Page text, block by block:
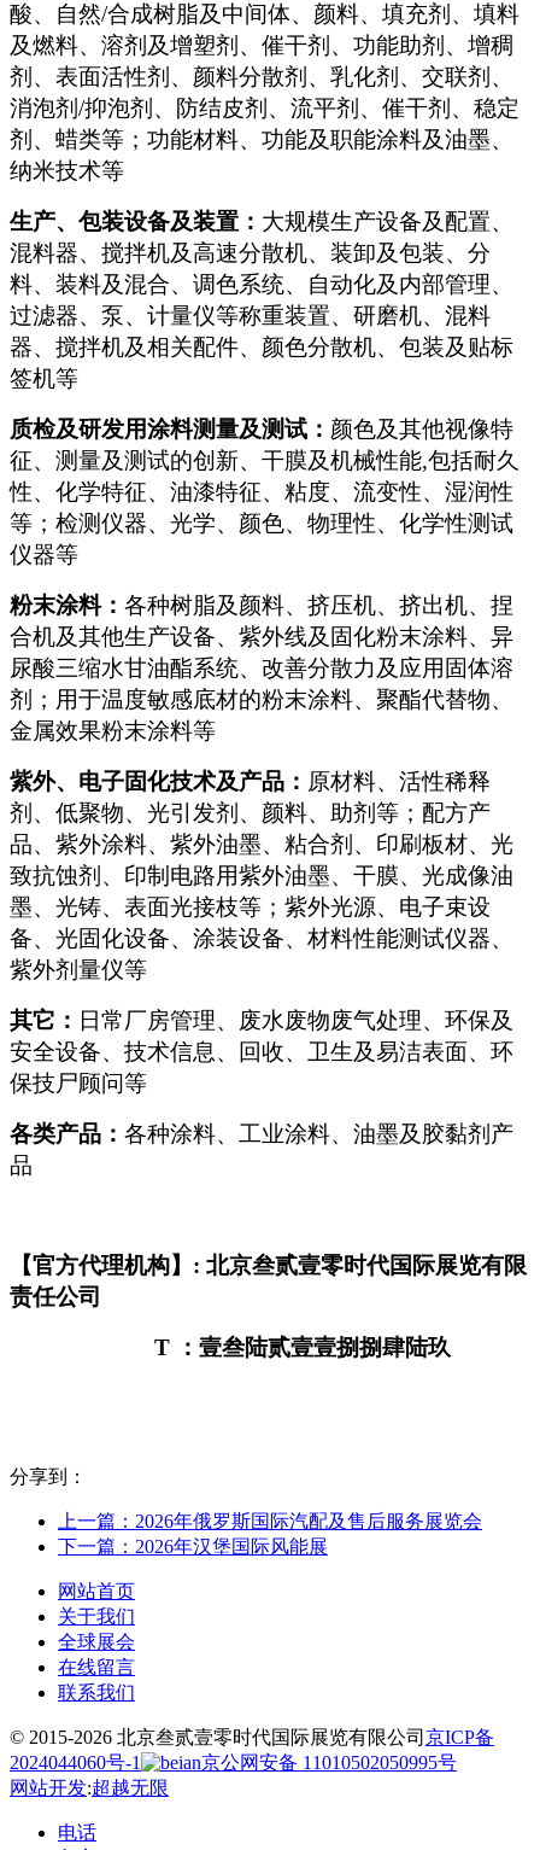
酸、自然/合成树脂及中间体、颜料、填充剂、填料
及燃料、溶剂及增塑剂、催干剂、功能助剂、增稠
剂、表面活性剂、颜料分散剂、乳化剂、交联剂、
消泡剂/抑泡剂、防结皮剂、流平剂、催干剂、稳定
剂、蜡类等；功能材料、功能及职能涂料及油墨、
纳米技术等
生产、包装设备及装置： 大规模生产设备及配置、
混料器、搅拌机及高速分散机、装卸及包装、分
料、装料及混合、调色系统、自动化及内部管理、
过滤器、泵、计量仪等称重装置、研磨机、混料
器、搅拌机及相关配件、颜色分散机、包装及贴标
签机等
质检及研发用涂料测量及测试： 颜色及其他视像特
征、测量及测试的创新、干膜及机械性能,包括耐久
性、化学特征、油漆特征、粘度、流变性、湿润性
等；检测仪器、光学、颜色、物理性、化学性测试
仪器等
粉末涂料： 各种树脂及颜料、挤压机、挤出机、捏
合机及其他生产设备、紫外线及固化粉末涂料、异
尿酸三缩水甘油酯系统、改善分散力及应用固体溶
剂；用于温度敏感底材的粉末涂料、聚酯代替物、
金属效果粉末涂料等
紫外、电子固化技术及产品： 原材料、活性稀释
剂、低聚物、光引发剂、颜料、助剂等；配方产
品、紫外涂料、紫外油墨、粘合剂、印刷板材、光
致抗蚀剂、印制电路用紫外油墨、干膜、光成像油
墨、光铸、表面光接枝等；紫外光源、电子束设
备、光固化设备、涂装设备、材料性能测试仪器、
紫外剂量仪等
其它： 日常厂房管理、废水废物废气处理、环保及
安全设备、技术信息、回收、卫生及易洁表面、环
保技尸顾问等
各类产品： 各种涂料、工业涂料、油墨及胶黏剂产
品
【官方代理机构】: 北京叁贰壹零时代国际展览有限
责任公司
T
：壹叁陆贰壹壹捌捌肆陆玖
分享到：
上一篇：2026年俄罗斯国际汽配及售后服务展览会
下一篇：2026年汉堡国际风能展
网站首页
关于我们
全球展会
在线留言
联系我们
© 2015-2026 北京叁贰壹零时代国际展览有限公司 京ICP备
2024044060号-1
京公网安备 11010502050995号
网站开发:超越无限
电话